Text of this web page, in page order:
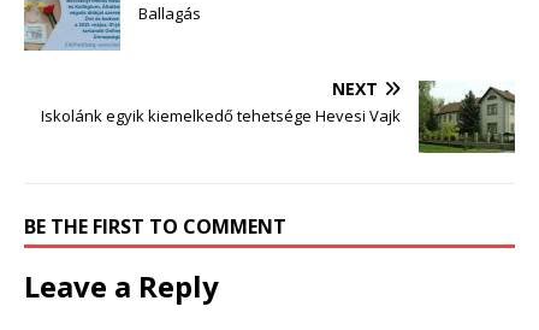
Ballagás
NEXT
Iskolánk egyik kiemelkedő tehetsége Hevesi Vajk
BE THE FIRST TO COMMENT
Leave a Reply